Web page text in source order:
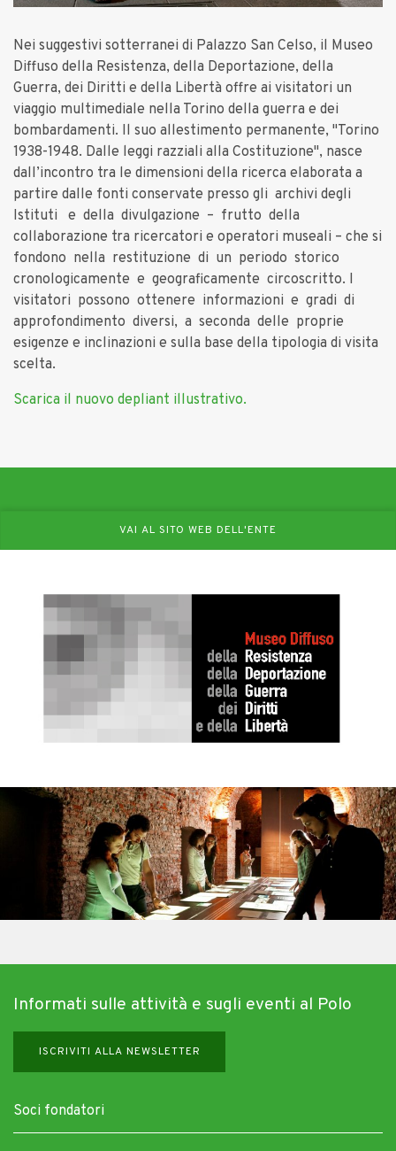
Nei suggestivi sotterranei di Palazzo San Celso, il Museo
Diffuso della Resistenza, della Deportazione, della
Guerra, dei Diritti e della Libertà offre ai visitatori un
viaggio multimediale nella Torino della guerra e dei
bombardamenti. Il suo allestimento permanente, "Torino
1938-1948. Dalle leggi razziali alla Costituzione", nasce
dall’incontro tra le dimensioni della ricerca elaborata a
partire dalle fonti conservate presso gli archivi degli
Istituti
e della divulgazione – frutto della
collaborazione tra ricercatori e operatori museali – che si
fondono nella restituzione di un periodo storico
cronologicamente e geograficamente circoscritto. I
visitatori possono ottenere informazioni e gradi di
approfondimento diversi, a seconda delle proprie
esigenze e inclinazioni e sulla base della tipologia di visita
scelta.
Scarica il nuovo depliant illustrativo.
VAI AL SITO WEB DELL'ENTE
Informati sulle attività e sugli eventi al Polo
ISCRIVITI ALLA NEWSLETTER
Soci fondatori